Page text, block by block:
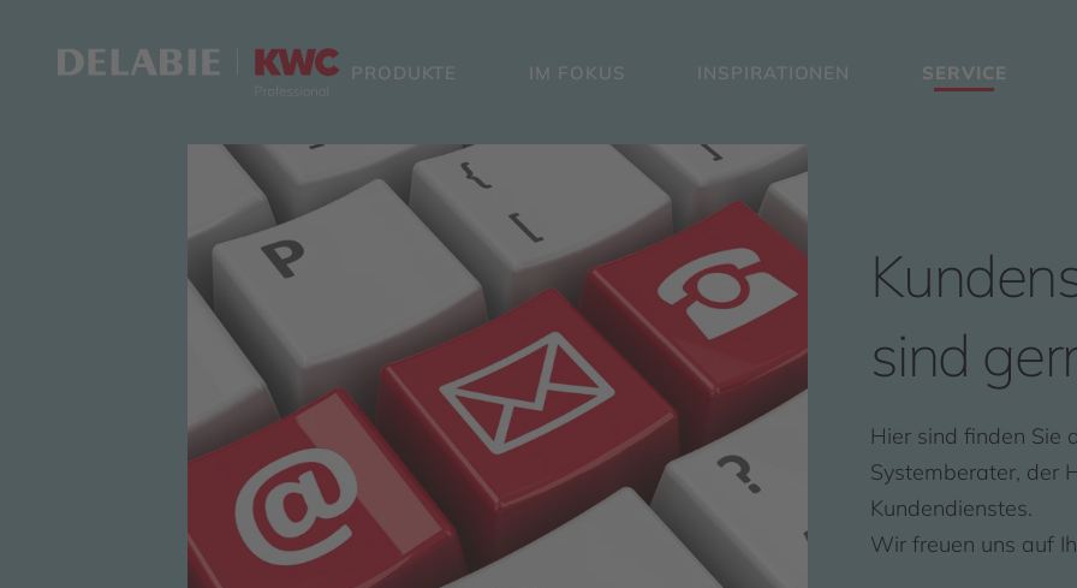
PRODUKTE IM FOKUS INSPIRATIONEN SERVICE
sind
Hier sind finden Sie
Systemberater, der
Kundendienstes.
Wir freuen uns auf